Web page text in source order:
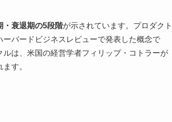
・衰退期の5段階が示されています。プロダクト
バードビジネスレビューで発表した概念で
は、米国の経営学者フィリップ・コトラーが
す。